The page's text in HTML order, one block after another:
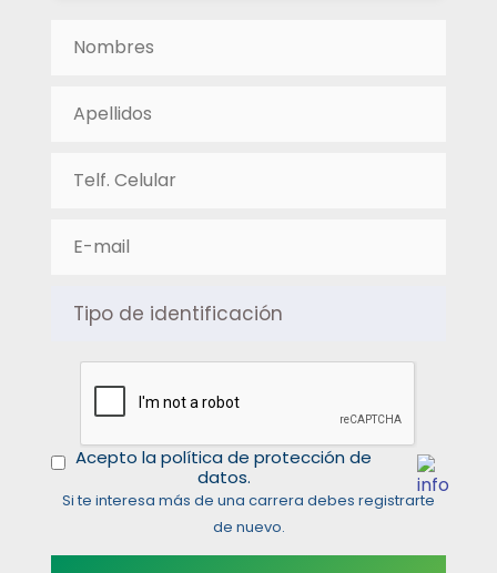
Acepto la política de protección de
datos.
Si te interesa más de una carrera debes registrarte
de nuevo.